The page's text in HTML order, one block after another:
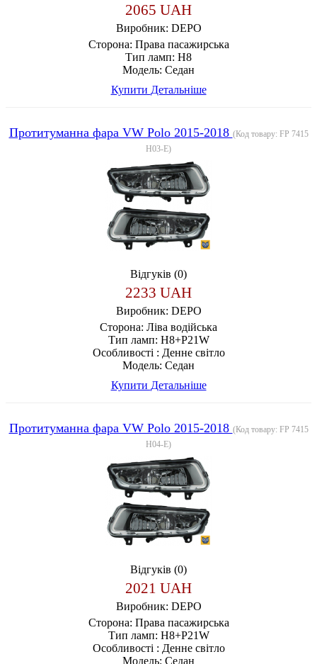
2065 UAH
Виробник: DEPO
Сторона: Права пасажирська
Тип ламп: H8
Модель: Седан
Купити Детальніше
Протитуманна фара VW Polo 2015-2018 (Код товару: FP 7415
H03-E)
Відгуків (0)
2233 UAH
Виробник: DEPO
Сторона: Ліва водійська
Тип ламп: H8+P21W
Особливості : Денне світло
Модель: Седан
Купити Детальніше
Протитуманна фара VW Polo 2015-2018 (Код товару: FP 7415
H04-E)
Відгуків (0)
2021 UAH
Виробник: DEPO
Сторона: Права пасажирська
Тип ламп: H8+P21W
Особливості : Денне світло
Модель: Седан